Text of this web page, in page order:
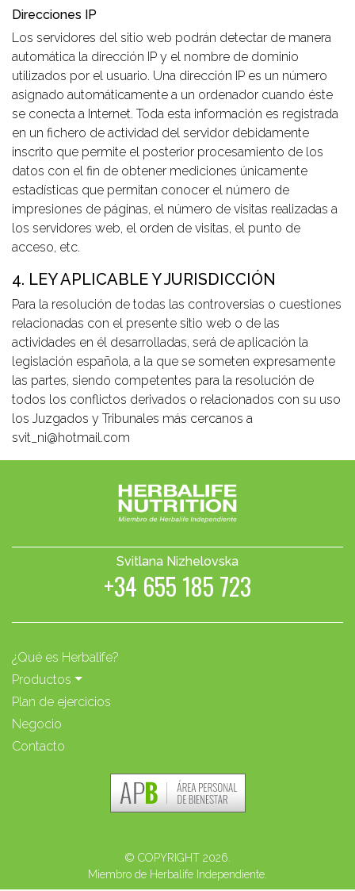
Direcciones IP
Los servidores del sitio web podrán detectar de manera
automática la dirección IP y el nombre de dominio
utilizados por el usuario. Una dirección IP es un número
asignado automáticamente a un ordenador cuando éste
se conecta a Internet. Toda esta información es registrada
en un fichero de actividad del servidor debidamente
inscrito que permite el posterior procesamiento de los
datos con el fin de obtener mediciones únicamente
estadísticas que permitan conocer el número de
impresiones de páginas, el número de visitas realizadas a
los servidores web, el orden de visitas, el punto de
acceso, etc.
4. LEY APLICABLE Y JURISDICCIÓN
Para la resolución de todas las controversias o cuestiones
relacionadas con el presente sitio web o de las
actividades en él desarrolladas, será de aplicación la
legislación española, a la que se someten expresamente
las partes, siendo competentes para la resolución de
todos los conflictos derivados o relacionados con su uso
los Juzgados y Tribunales más cercanos a
svit_ni@hotmail.com
Svitlana Nizhelovska
+34 655 185 723
¿Qué es Herbalife?
Productos
Plan de ejercicios
Negocio
Contacto
© COPYRIGHT 2026.
Miembro de Herbalife Independiente.